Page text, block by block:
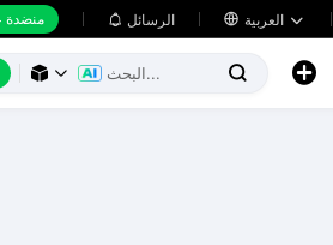
منضدة  الرسائل  
   